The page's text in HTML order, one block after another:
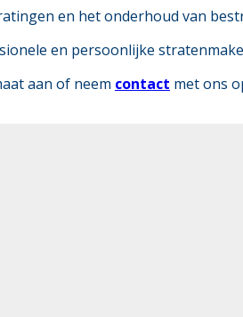
en het onderhoud van
en persoonlijke
aan of neem contact met ons